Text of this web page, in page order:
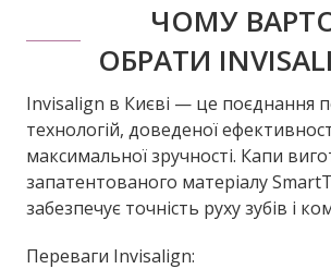
ЧОМУ
ОБРАТИ
Invisalign в Києві — це поєднання
технологій, доведеної
максимальної зручності. Капи
запатентованого матеріалу
забезпечує точність руху зубів і
Переваги Invisalign: